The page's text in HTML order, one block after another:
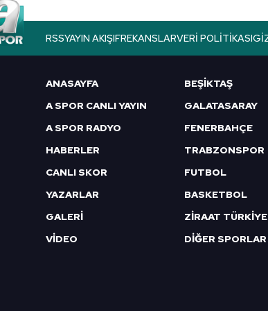
6698 sayılı Kişisel Verilerin Korunması Kanunu
mevzuata uygun olarak kullanılan çerezlerle
RSSYAYIN AKIŞIFREKANSLARVERI POLITIKASI
ANASAYFA
A SPOR CANLI YAYIN
A SPOR RADYO
HABERLER
CANLI SKOR
YAZARLAR
GALERİ
VİDEO
BEŞİKTAŞ
GALATASARAY
FENERBAHÇE
TRABZONSPOR
FUTBOL
BASKETBOL
DİĞER SPORLAR